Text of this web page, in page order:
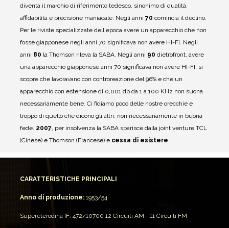
diventa il marchio di riferimento tedesco, sinonimo di qualità,
affidabilità e precisione maniacale. Negli anni 70 comincia il declino.
Per le riviste specializzate dell'epoca avere un apparecchio che non
fosse giapponese negli anni 70 significava non avere HI-FI. Negli
anni 80 la Thomson rileva la SABA. Negli anni 90 dietrofront, avere
una apparecchio giapponese anni 70 significava non avere HI-FI, si
scopre che lavoravano con controreazione del 96% e che un
apparecchio con estensione di 0,001 db da 1 a 100 KHz non suona
necessariamente bene. Ci fidiamo poco delle nostre orecchie e
troppo di quello che dicono gli altri, non necessariamente in buona
fede. 2007, per insolvenza la SABA sparisce dalla joint venture TCL
(Cinese) e Thomson (Francese) e cessa di esistere.
CARATTERISTICHE PRINCIPALI
Anno di produzione: 1953/54
Supereterodina IF: 472/10700 12 Circuiti AM - 11 Circuiti FM